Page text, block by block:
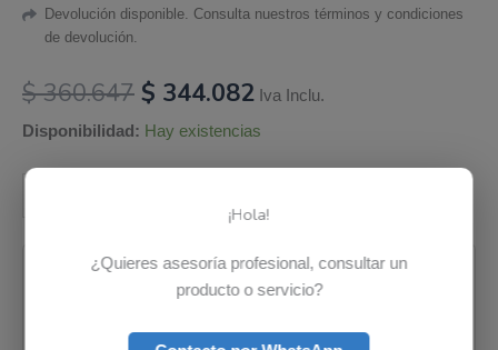
Devolución disponible. Consulta nuestros términos y condiciones
de devolución.
$360.647 $ 344.082 Iva Inclu.
Disponibilidad: Hay existencias
¡Hola!
¿Quieres asesoría profesional, consultar un
producto o servicio?